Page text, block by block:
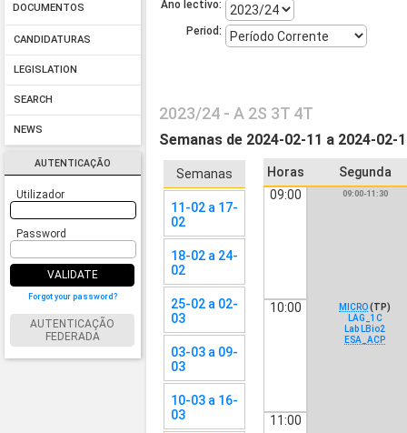
DOCUMENTOS
CANDIDATURAS
LEGISLATION
SEARCH
NEWS
AUTENTICAÇÃO
Utilizador
Password
VALIDATE
Forgot your password?
AUTENTICAÇÃO
FEDERADA
Ano lectivo:
Period:
2023/24 - A 2S 3T 4T
Semanas de 2024-02-11 a 2024-02-
Semanas
11-02 a 17-
02
18-02 a 24-
02
25-02 a 02-
03
03-03 a 09-
03
10-03 a 16-
03
Horas
Segunda
09:00
09:00-11:30
MICRO(TP)
LAG_1C
Lab LBio2
ESA_ACP
10:00
11:00